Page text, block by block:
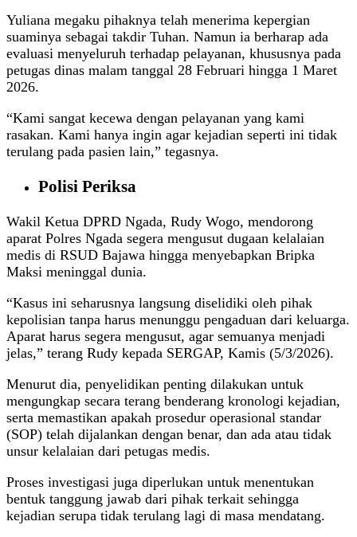
‎Yuliana megaku pihaknya telah menerima kepergian
suaminya sebagai takdir Tuhan. Namun ia berharap ada
evaluasi menyeluruh terhadap pelayanan, khususnya pada
petugas dinas malam tanggal 28 Februari hingga 1 Maret
2026.
‎‎“Kami sangat kecewa dengan pelayanan yang kami
rasakan. Kami hanya ingin agar kejadian seperti ini tidak
terulang pada pasien lain,” tegasnya.
Polisi Periksa
Wakil Ketua DPRD Ngada, Rudy Wogo, mendorong
aparat Polres Ngada segera mengusut dugaan kelalaian
medis di RSUD Bajawa hingga menyebapkan Bripka
Maksi meninggal dunia.
“Kasus ini seharusnya langsung diselidiki oleh pihak
kepolisian tanpa harus menunggu pengaduan dari keluarga.
Aparat harus segera mengusut, agar semuanya menjadi
jelas,” terang Rudy kepada SERGAP, Kamis (5/3/2026).
‎Menurut dia, penyelidikan penting dilakukan untuk
mengungkap secara terang benderang kronologi kejadian,
serta memastikan apakah prosedur operasional standar
(SOP) telah dijalankan dengan benar, dan ada atau tidak
unsur kelalaian dari petugas medis.
‎Proses investigasi juga diperlukan untuk menentukan
bentuk tanggung jawab dari pihak terkait sehingga
kejadian serupa tidak terulang lagi di masa mendatang.